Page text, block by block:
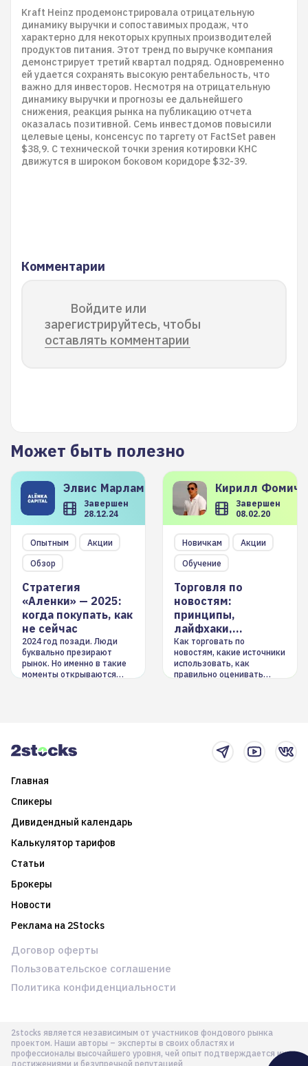
Kraft Heinz продемонстрировала отрицательную
динамику выручки и сопоставимых продаж, что
характерно для некоторых крупных производителей
продуктов питания. Этот тренд по выручке компания
демонстрирует третий квартал подряд. Одновременно
ей удается сохранять высокую рентабельность, что
важно для инвесторов. Несмотря на отрицательную
динамику выручки и прогнозы ее дальнейшего
снижения, реакция рынка на публикацию отчета
оказалась позитивной. Семь инвестдомов повысили
целевые цены, консенсус по таргету от FactSet равен
$38,9. С технической точки зрения котировки KHC
движутся в широком боковом коридоре $32-39.
Комментарии
Войдите или
зарегистрируйтесь, чтобы
оставлять комментарии
Может быть полезно
Элвис Марламов
Завершен
28.12.24
Опытным
Акции
Обзор
Стратегия
«Аленки» — 2025:
когда покупать, как
не сейчас
2024 год позади. Люди
буквально презирают
рынок. Но именно в такие
моменты открываются
Кирилл
Завершен
08.02.20
Новичкам
Акции
Обучение
Торговля по
новостям:
принципы,
лайфхаки,
инструменты
Как торговать по
новостям, какие источники
использовать, как
правильно оценивать
Главная
Спикеры
Дивидендный календарь
Калькулятор тарифов
Статьи
Брокеры
Новости
Реклама на 2Stocks
2stocks является независимым от участников фондового рынка
проектом. Наши авторы – эксперты в своих областях и
профессионалы высочайшего уровня, чей опыт подтверждается их
достижениями и безупречной репутацией
Договор оферты
Пользовательское соглашение
Политика конфиденциальности